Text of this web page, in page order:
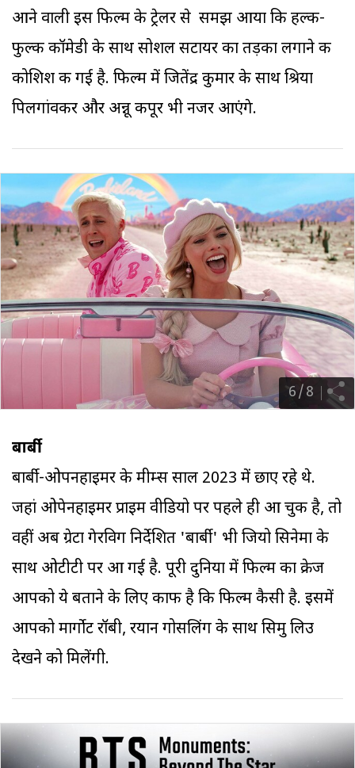
आने वाली इस फिल्म के ट्रेलर से समझ आया कि हल्की-
फुल्की कॉमेडी के साथ सोशल सटायर का तड़का लगाने की
कोशिश की गई है. फिल्म में जितेंद्र कुमार के साथ श्रिया
पिलगांवकर और अन्नू कपूर भी नजर आएंगे.
6/8
बार्बी
बार्बी-ओपनहाइमर के मीम्स साल 2023 में छाए रहे थे.
जहां ओपेनहाइमर प्राइम वीडियो पर पहले ही आ चुकी है, तो
वहीं अब ग्रेटा गेरविग निर्देशित 'बार्बी' भी जियो सिनेमा के
साथ ओटीटी पर आ गई है. पूरी दुनिया में फिल्म का क्रेज
आपको ये बताने के लिए काफी है कि फिल्म कैसी है. इसमें
आपको मार्गोट रॉबी, रयान गोसलिंग के साथ सिमु लिउ
देखने को मिलेंगी.